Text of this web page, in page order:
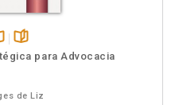
páginaspara Advocacia
de Liz